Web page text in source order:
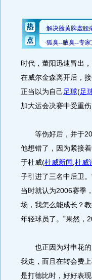
时代，董阳迅速冒出
在威尔金森离开后，
正当以为自己足球(足
加大运会决赛中受重
等伤好后，并于
他想错了，因为紧接
于杜威(杜威新闻 杜威
子引进了三名中后卫
当时就认为2006赛季
场，我怎么能成长？
年轻球员了。”果然，
也正因为对申花的
我走，而且在转会费
是打德比时，好好表